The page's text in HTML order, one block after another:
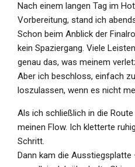
Nach einem langen Tag im
Vorbereitung, stand ich
Schon beim Anblick der
kein Spaziergang. Viele
genau das, was meinem
Aber ich beschloss, einfach
loszulassen, wenn es nicht
Als ich schließlich in die
meinen Flow. Ich kletterte
Schritt.
Dann kam die